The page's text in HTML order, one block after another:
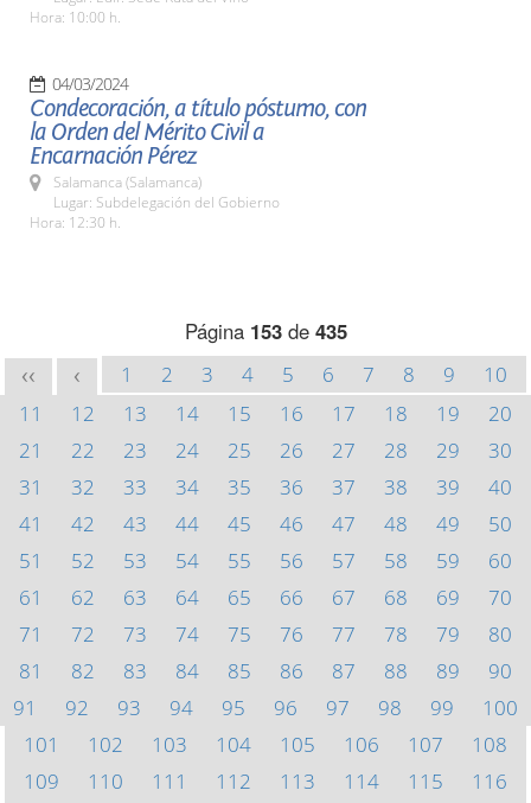
Hora: 10:00 h.
04/03/2024
Condecoración, a título póstumo, con
la Orden del Mérito Civil a
Encarnación Pérez
Salamanca (Salamanca)
Lugar: Subdelegación del Gobierno
Hora: 12:30 h.
Página 153de 435
<< < 1 2 3 4 5 6 7 8 9
10
11
12 13 14 15 16 17 18 19
20
21
22 23 24 25 26 27 28 29
30
31
32 33 34 35 36 37 38 39
40
41
42 43 44 45 46 47 48 49
50
51
52 53 54 55 56 57 58 59
60
61
62 63 64 65 66 67 68 69
70
71
72 73 74 75 76 77 78 79
80
81
82 83 84 85 86 87 88 89
90
91
92 93 94 95 96 97 98 99
100
101
102 103 104 105 106 107
108
109
110 111 112 113 114 115
116